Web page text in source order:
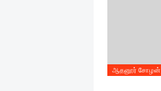
ஆதனூர் சோழன்